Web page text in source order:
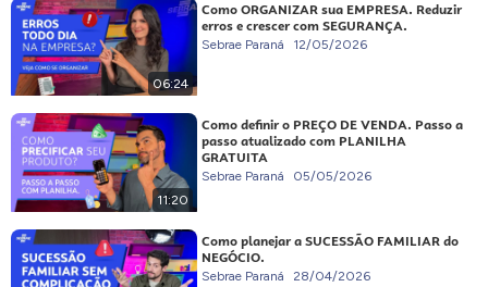
06:24
Como ORGANIZAR sua EMPRESA. Reduzir
erros e crescer com SEGURANÇA.
Sebrae Paraná 12/05/2026
11:20
Como definir o PREÇO DE VENDA. Passo a
passo atualizado com PLANILHA
GRATUITA
Sebrae Paraná 05/05/2026
Como planejar a SUCESSÃO FAMILIAR do
NEGÓCIO.
Sebrae Paraná 28/04/2026